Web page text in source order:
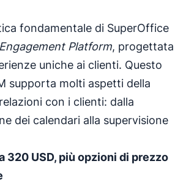
fondamentale di SuperOffice
Platform, progettata
uniche ai clienti. Questo
supporta molti aspetti della
con i clienti: dalla
dei calendari alla supervisione
320 USD, più opzioni di prezzo